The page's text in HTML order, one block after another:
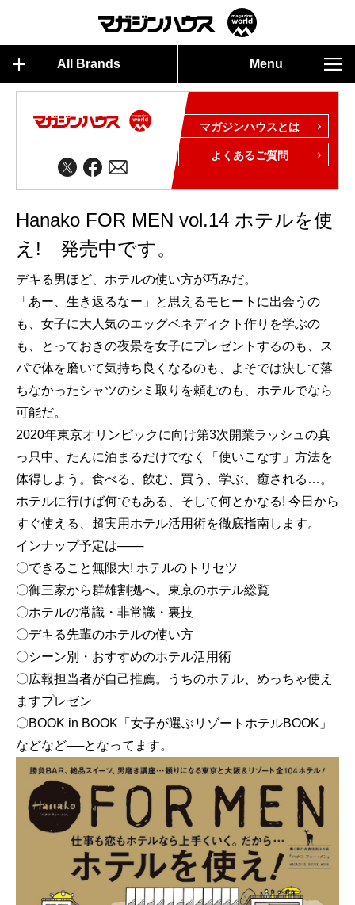
All Brands Menu
マガジンハウスとは
よくあるご質問
Hanako FOR MEN vol.14 ホテルを使
え! 発売中です。
デキる男ほど、ホテルの使い方が巧みだ。
「あー、生き返るなー」と思えるモヒートに出会うの
も、女子に大人気のエッグベネディクト作りを学ぶの
も、とっておきの夜景を女子にプレゼントするのも、ス
パで体を磨いて気持ち良くなるのも、よそでは決して落
ちなかったシャツのシミ取りを頼むのも、ホテルでなら
可能だ。
2020年東京オリンピックに向け第3次開業ラッシュの真
っ只中、たんに泊まるだけでなく「使いこなす」方法を
体得しよう。食べる、飲む、買う、学ぶ、癒される…。
ホテルに行けば何でもある、そして何とかなる! 今日から
すぐ使える、超実用ホテル活用術を徹底指南します。
インナップ予定は───
〇できること無限大! ホテルのトリセツ
〇御三家から群雄割拠へ。東京のホテル総覧
〇ホテルの常識・非常識・裏技
〇デキる先輩のホテルの使い方
〇シーン別・おすすめのホテル活用術
〇広報担当者が自己推薦。うちのホテル、めっちゃ使え
ますプレゼン
〇BOOK in BOOK「女子が選ぶリゾートホテルBOOK」
などなど──となってます。